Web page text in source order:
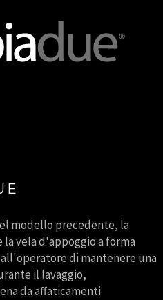
modello precedente, la
vela d'appoggio a forma
di mantenere una
il lavaggio,
da affaticamenti.